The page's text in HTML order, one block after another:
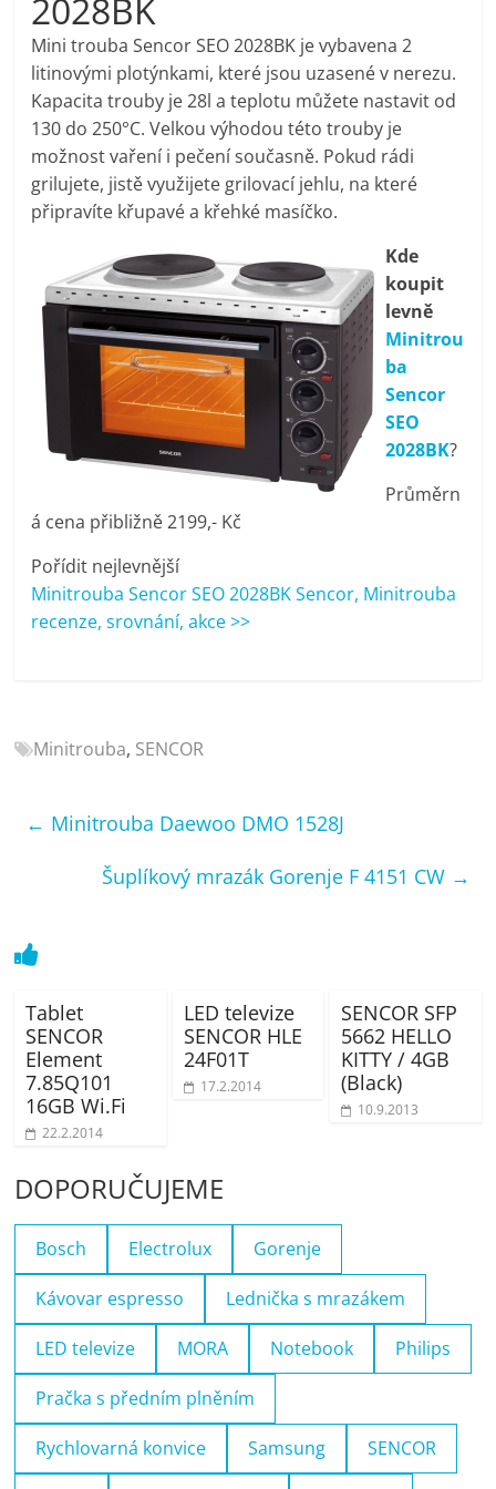
pračky,
televize,
notebooky,
mobilní
telefony,
kávovary,
bazény
Nejlepší
porovnání
Elektro
OK,
recenze,
pračky,
kávovary,
2028BK
Mini trouba Sencor SEO 2028BK je vybavena 2
litinovými plotýnkami, které jsou uzasené v nerezu.
Kapacita trouby je 28l a teplotu můžete nastavit od
130 do 250°C. Velkou výhodou této trouby je
možnost vaření i pečení současně. Pokud rádi
grilujete, jistě využijete grilovací jehlu, na které
připravíte křupavé a křehké masíčko.
Kde
koupit
levně
Minitrou
ba
Sencor
SEO
2028BK?
Průměrn
á cena přibližně 2199,- Kč
Pořídit nejlevnější
Minitrouba Sencor SEO 2028BK Sencor, Minitrouba
recenze, srovnání, akce >>
Minitrouba, SENCOR
← Minitrouba Daewoo DMO 1528J
Šuplíkový mrazák Gorenje F 4151 CW →
Tablet
SENCOR
Element
7.85Q101
16GB Wi.Fi
22.2.2014
LED televize
SENCOR HLE
24F01T
17.2.2014
SENCOR SFP
5662 HELLO
KITTY / 4GB
(Black)
10.9.2013
DOPORUČUJEME
Bosch Electrolux Gorenje
Kávovar espresso Lednička s mrazákem
LED televize MORA Notebook Philips
Pračka s předním plněním
Rychlovarná konvice Samsung SENCOR